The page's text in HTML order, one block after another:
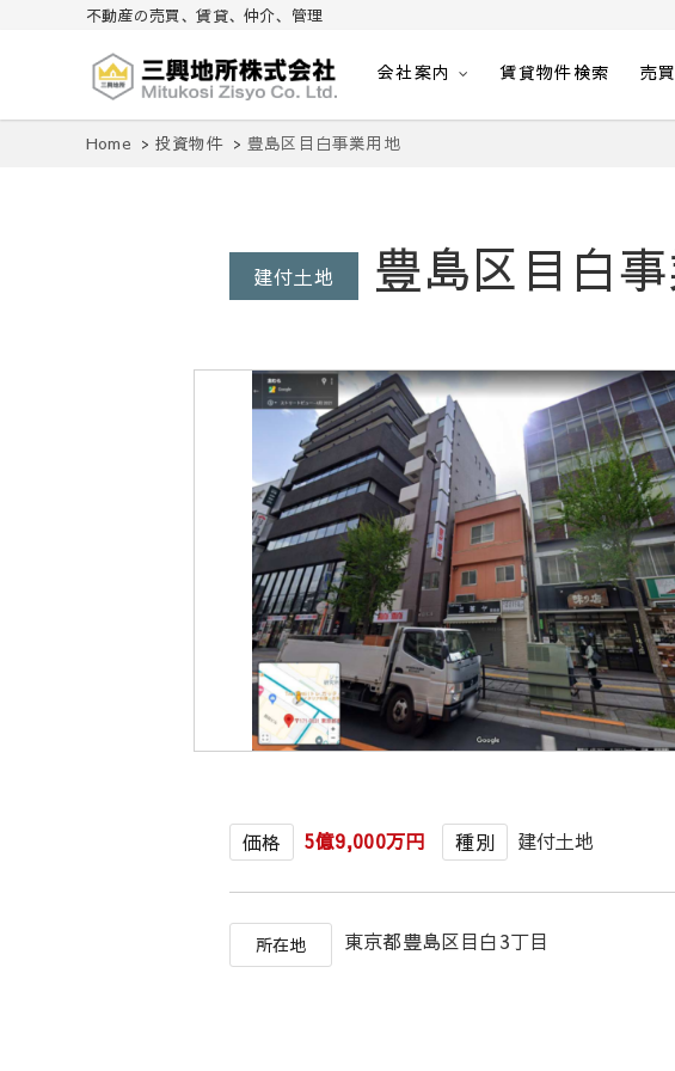
不動産の売買、賃貸、仲介、管理
三興地所株式会社
不動産の売買、賃貸、仲介、管理
会社案内 賃貸物件検索 売
Home 投資物件 豊島区目白事業用地
建付土地 豊島区目白
価格 5億9,000万円 種別 建付土地
所在地 東京都豊島区目白3丁目